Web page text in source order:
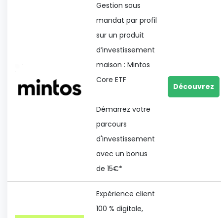
Gestion sous
mandat par profil
sur un produit
d’investissement
maison : Mintos
Core ETF
Démarrez votre
parcours
d'investissement
avec un bonus
de 15€*
Découvrez
Expérience client
100 % digitale,